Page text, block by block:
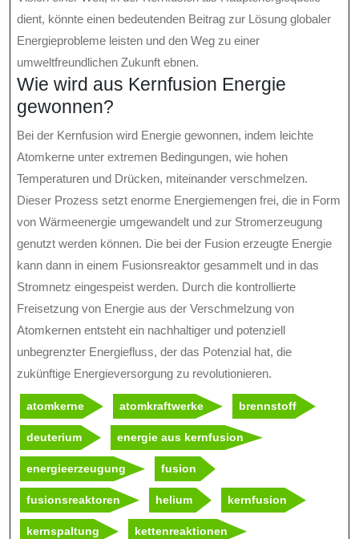
dient, könnte einen bedeutenden Beitrag zur Lösung globaler
Energieprobleme leisten und den Weg zu einer
umweltfreundlichen Zukunft ebnen.
Wie wird aus Kernfusion Energie
gewonnen?
Bei der Kernfusion wird Energie gewonnen, indem leichte
Atomkerne unter extremen Bedingungen, wie hohen
Temperaturen und Drücken, miteinander verschmelzen.
Dieser Prozess setzt enorme Energiemengen frei, die in Form
von Wärmeenergie umgewandelt und zur Stromerzeugung
genutzt werden können. Die bei der Fusion erzeugte Energie
kann dann in einem Fusionsreaktor gesammelt und in das
Stromnetz eingespeist werden. Durch die kontrollierte
Freisetzung von Energie aus der Verschmelzung von
Atomkernen entsteht ein nachhaltiger und potenziell
unbegrenzter Energiefluss, der das Potenzial hat, die
zukünftige Energieversorgung zu revolutionieren.
atomkerne atomkraftwerke brennstoff
deuterium energie aus kernfusion
energieerzeugung fusion
fusionsreaktoren helium kernfusion
kernspaltung kettenreaktionen